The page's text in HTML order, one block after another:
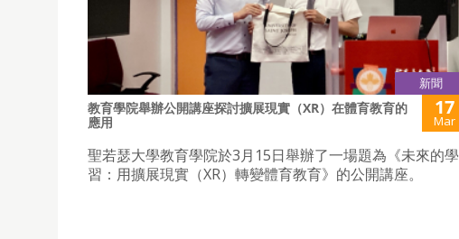
新聞
教育學院舉辦公開講座探討擴展現實（XR）在體育教育的
應用
17
Mar
聖若瑟大學教育學院於3月15日舉辦了一場題為《未來的學
習：用擴展現實（XR）轉變體育教育》的公開講座。